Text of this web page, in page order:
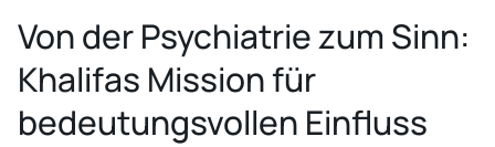
Von der Psychiatrie zum Sinn:
Khalifas Mission für
bedeutungsvollen Einfluss